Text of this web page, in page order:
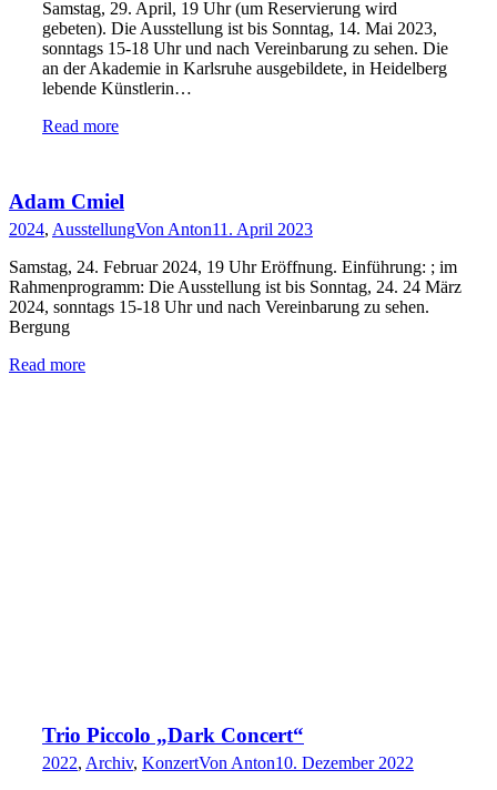
Samstag, 29. April, 19 Uhr (um Reservierung wird
gebeten). Die Ausstellung ist bis Sonntag, 14. Mai 2023,
sonntags 15-18 Uhr und nach Vereinbarung zu sehen. Die
an der Akademie in Karlsruhe ausgebildete, in Heidelberg
lebende Künstlerin…
Read more
Adam Cmiel
2024, AusstellungVon Anton11. April 2023
Samstag, 24. Februar 2024, 19 Uhr Eröffnung. Einführung: ; im
Rahmenprogramm: Die Ausstellung ist bis Sonntag, 24. 24 März
2024, sonntags 15-18 Uhr und nach Vereinbarung zu sehen.
Bergung
Read more
Trio Piccolo „Dark Concert“
2022, Archiv, KonzertVon Anton10. Dezember 2022